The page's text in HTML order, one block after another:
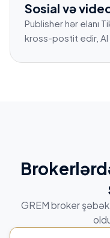
Sosial və
Publisher hər elanı
kross-postit edir, AI
GREM broker